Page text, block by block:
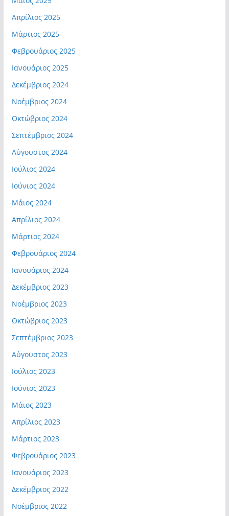
Απρίλιος 2025
Μάρτιος 2025
Φεβρουάριος 2025
Ιανουάριος 2025
Δεκέμβριος 2024
Νοέμβριος 2024
Οκτώβριος 2024
Σεπτέμβριος 2024
Αύγουστος 2024
Ιούλιος 2024
Ιούνιος 2024
Μάιος 2024
Απρίλιος 2024
Μάρτιος 2024
Φεβρουάριος 2024
Ιανουάριος 2024
Δεκέμβριος 2023
Νοέμβριος 2023
Οκτώβριος 2023
Σεπτέμβριος 2023
Αύγουστος 2023
Ιούλιος 2023
Ιούνιος 2023
Μάιος 2023
Απρίλιος 2023
Μάρτιος 2023
Φεβρουάριος 2023
Ιανουάριος 2023
Δεκέμβριος 2022
Νοέμβριος 2022